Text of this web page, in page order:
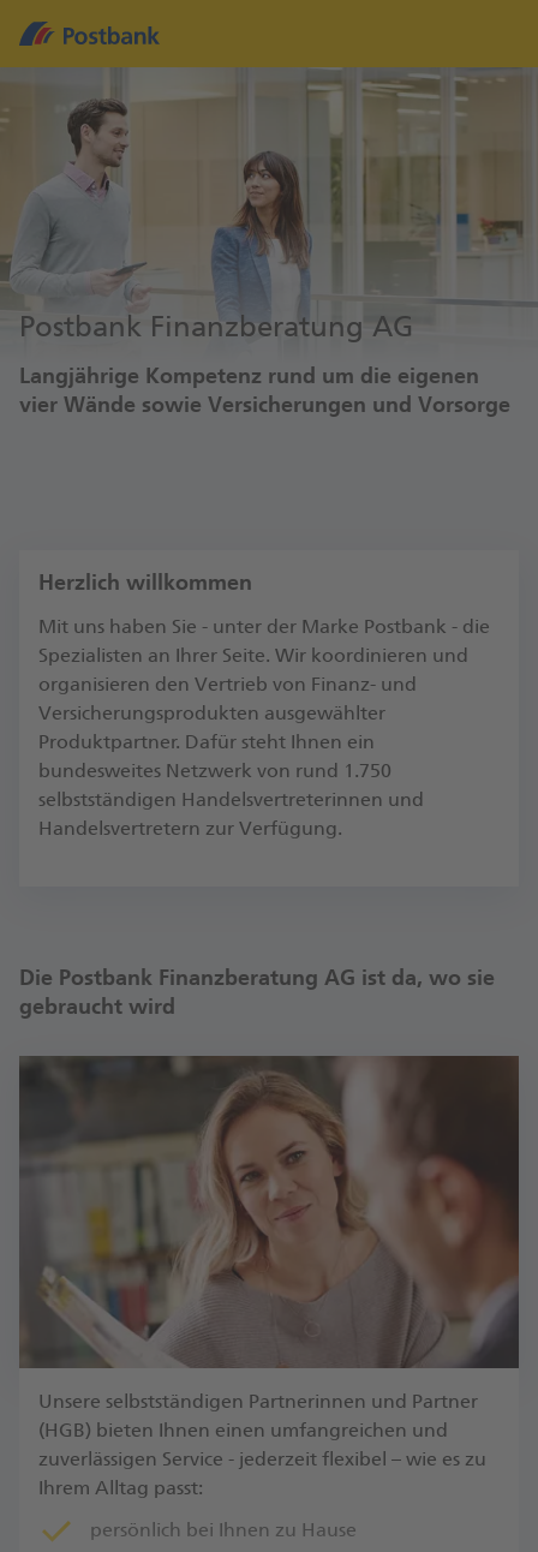
Postbank Finanzberatung AG
Langjährige Kompetenz rund um die eigenen
vier Wände sowie Versicherungen und Vorsorge
Herzlich willkommen
Mit uns haben Sie - unter der Marke Postbank - die
Spezialisten an Ihrer Seite. Wir koordinieren und
organisieren den Vertrieb von Finanz- und
Versicherungsprodukten ausgewählter
Produktpartner. Dafür steht Ihnen ein
bundesweites Netzwerk von rund 1.750
selbstständigen Handelsvertreterinnen und
Handelsvertretern zur Verfügung.
Die Postbank Finanzberatung AG ist da, wo sie
gebraucht wird
Unsere selbstständigen Partnerinnen und Partner
(HGB) bieten Ihnen einen umfangreichen und
zuverlässigen Service - jederzeit flexibel – wie es zu
Ihrem Alltag passt:
persönlich bei Ihnen zu Hause